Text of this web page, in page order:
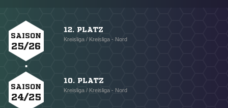
SAISON
25/26
12. PLATZ
Kreisliga / Kreisliga - Nord
SAISON
24/25
10. PLATZ
Kreisliga / Kreisliga - Nord